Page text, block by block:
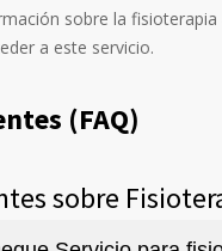
sobre la
a este servicio.
(FAQ)
sobre